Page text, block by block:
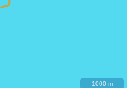
1000 m